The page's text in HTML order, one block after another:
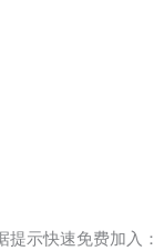
示快速免费加入：